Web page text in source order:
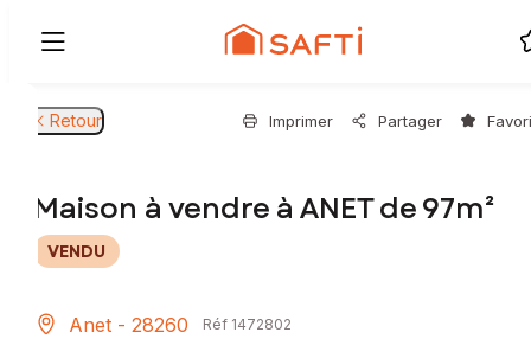
Retour Imprimer Partager
Maison à vendre à ANET de 97m²
VENDU
Anet - 28260 Réf 1472802